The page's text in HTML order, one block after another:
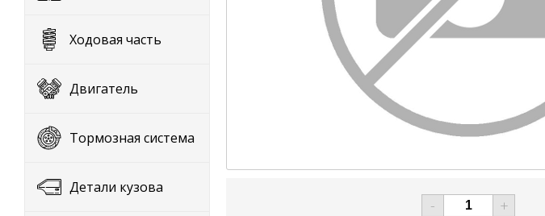
Ходовая часть
Двигатель
Тормозная система
Детали кузова
-
+